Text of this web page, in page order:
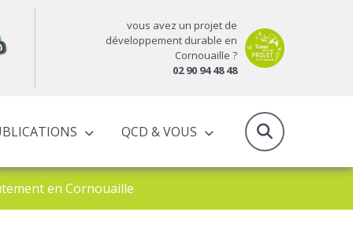
vous avez un projet de
développement durable en
Cornouaille ?
02 90 94 48 48
QCD & VOUS
en Cornouaille